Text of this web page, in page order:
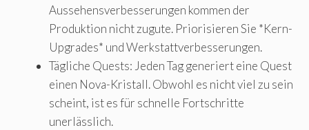
Aussehensverbesserungen kommen der
Produktion nicht zugute. Priorisieren Sie *Kern-
Upgrades* und Werkstattverbesserungen.
Tägliche Quests: Jeden Tag generiert eine Quest
einen Nova-Kristall. Obwohl es nicht viel zu sein
scheint, ist es für schnelle Fortschritte
unerlässlich.